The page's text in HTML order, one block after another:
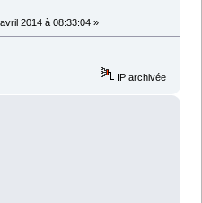
2014 à 08:33:04 »
IP archivée